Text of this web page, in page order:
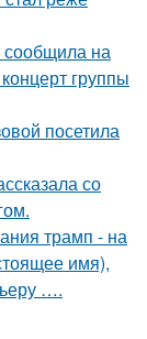
сообщила на
группы
посетила
со
трамп - на
имя),
….